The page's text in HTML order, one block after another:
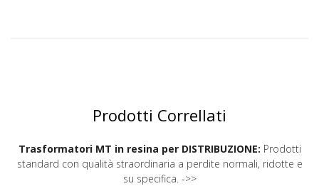
Prodotti Correllati
Trasformatori MT in resina per DISTRIBUZIONE: Prodotti
standard con qualità straordinaria a perdite normali, ridotte e
su specifica. ->>